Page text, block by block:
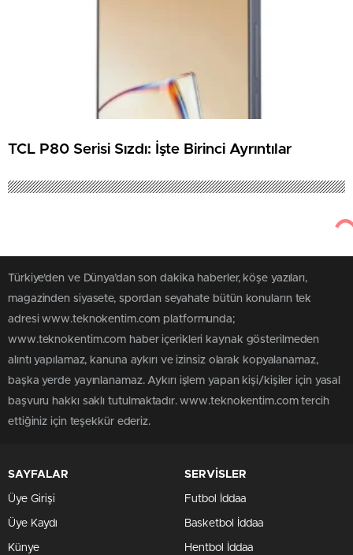
TCL P80 Serisi Sızdı: İşte Birinci Ayrıntılar
Türkiye'den ve Dünya’dan son dakika haberler, köşe yazıları,
magazinden siyasete, spordan seyahate bütün konuların tek
adresi www.teknokentim.com platformunda;
www.teknokentim.com haber içerikleri kaynak gösterilmeden
alıntı yapılamaz, kanuna aykırı ve izinsiz olarak kopyalanamaz,
başka yerde yayınlanamaz. Aykırı işlem yapan kişi/kişiler için yasal
başvuru hakkı saklı tutulmaktadır. www.teknokentim.com tercih
ettiğiniz için teşekkür ederiz.
SAYFALAR
Üye Girişi
Üye Kaydı
Künye
SERVİSLER
Futbol İddaa
Basketbol İddaa
Hentbol İddaa